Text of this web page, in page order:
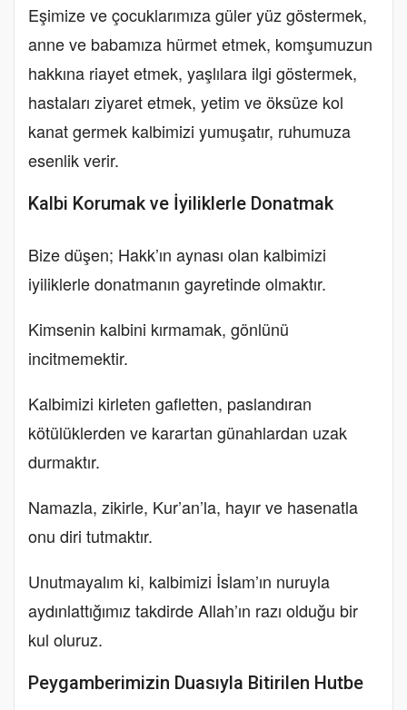
Eşimize ve çocuklarımıza güler yüz göstermek,
anne ve babamıza hürmet etmek, komşumuzun
hakkına riayet etmek, yaşlılara ilgi göstermek,
hastaları ziyaret etmek, yetim ve öksüze kol
kanat germek kalbimizi yumuşatır, ruhumuza
esenlik verir.
Kalbi Korumak ve İyiliklerle Donatmak
Bize düşen; Hakk’ın aynası olan kalbimizi
iyiliklerle donatmanın gayretinde olmaktır.
Kimsenin kalbini kırmamak, gönlünü
incitmemektir.
Kalbimizi kirleten gafletten, paslandıran
kötülüklerden ve karartan günahlardan uzak
durmaktır.
Namazla, zikirle, Kur’an’la, hayır ve hasenatla
onu diri tutmaktır.
Unutmayalım ki, kalbimizi İslam’ın nuruyla
aydınlattığımız takdirde Allah’ın razı olduğu bir
kul oluruz.
Peygamberimizin Duasıyla Bitirilen Hutbe